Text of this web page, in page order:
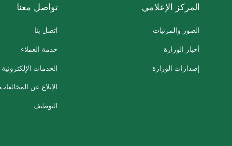
المركز الإعلامي
الصور والمرئيات
أخبار الوزارة
إصدارات الوزارة
تواصل معنا
اتصل بنا
خدمة العملاء
الخدمات الإلكترونية
الإبلاغ عن المخالفات
التوظيف